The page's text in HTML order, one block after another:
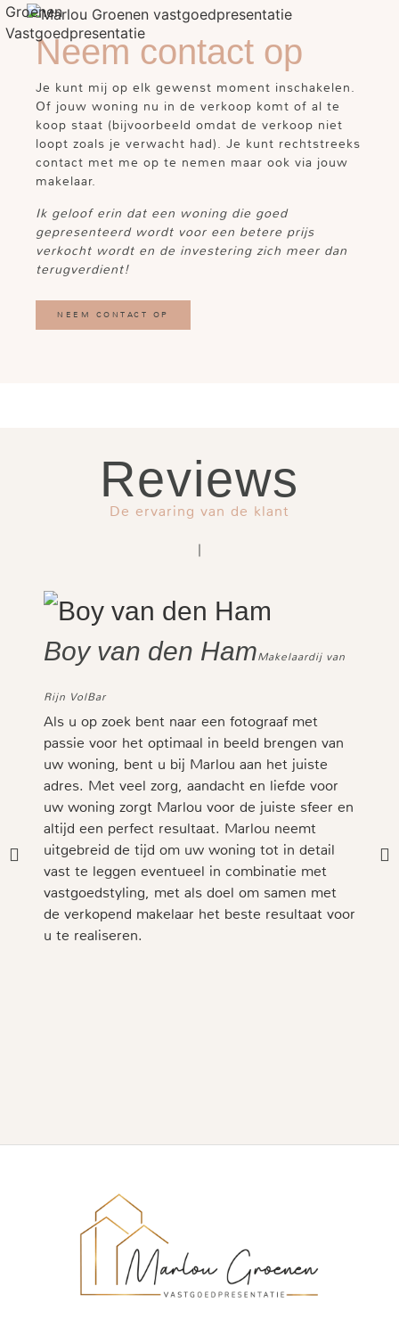
Neem contact op
Je kunt mij op elk gewenst moment inschakelen.
Of jouw woning nu in de verkoop komt of al te
koop staat (bijvoorbeeld omdat de verkoop niet
loopt zoals je verwacht had). Je kunt rechtstreeks
contact met me op te nemen maar ook via jouw
makelaar.
Ik geloof erin dat een woning die goed
gepresenteerd wordt voor een betere prijs
verkocht wordt en de investering zich meer dan
terugverdient!
NEEM CONTACT OP
Reviews
De ervaring van de klant
Boy van den HamMakelaardij van
Rijn VolBar
Als u op zoek bent naar een fotograaf met
passie voor het optimaal in beeld brengen van
uw woning, bent u bij Marlou aan het juiste
adres. Met veel zorg, aandacht en liefde voor
uw woning zorgt Marlou voor de juiste sfeer en
altijd een perfect resultaat. Marlou neemt
uitgebreid de tijd om uw woning tot in detail
vast te leggen eventueel in combinatie met
vastgoedstyling, met als doel om samen met
de verkopend makelaar het beste resultaat voor
u te realiseren.